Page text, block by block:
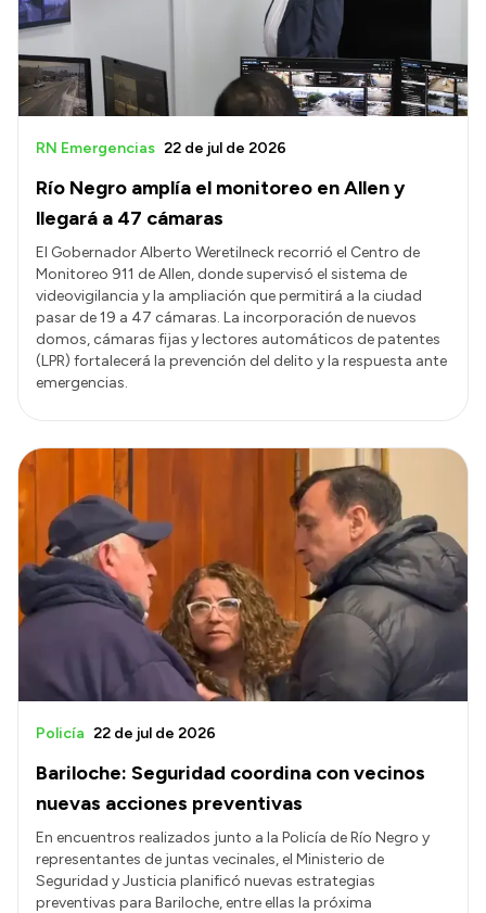
Río Negro amplía el monitoreo en Allen y
llegará a 47 cámaras
RN Emergencias 22 de jul de 2026
El Gobernador Alberto Weretilneck recorrió el Centro de
Monitoreo 911 de Allen, donde supervisó el sistema de
videovigilancia y la ampliación que permitirá a la ciudad
pasar de 19 a 47 cámaras. La incorporación de nuevos
domos, cámaras fijas y lectores automáticos de patentes
(LPR) fortalecerá la prevención del delito y la respuesta ante
emergencias.
Bariloche: Seguridad coordina con vecinos
nuevas acciones preventivas
Policía 22 de jul de 2026
En encuentros realizados junto a la Policía de Río Negro y
representantes de juntas vecinales, el Ministerio de
Seguridad y Justicia planificó nuevas estrategias
preventivas para Bariloche, entre ellas la próxima